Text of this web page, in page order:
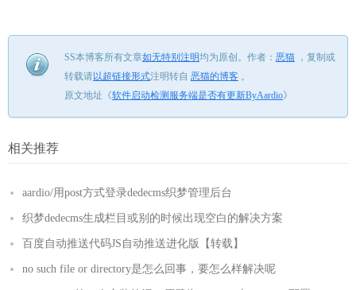
SS本博客所有文章如无特别注明均为原创。 作者： 恶猫 ， 复制或
转载请以超链接形式注明转自 恶猫的博客 。
原文地址《软件启动检测服务端是否有更新ByAardio》
相关推荐
aardio/用post方式登录dedecms织梦管理后台
织梦dedecms生成栏目或别的时候出现空白的解决方案
百度自动推送代码JS自动推送进化版【转载】
no such file or directory是怎么回事，要怎么样解决呢